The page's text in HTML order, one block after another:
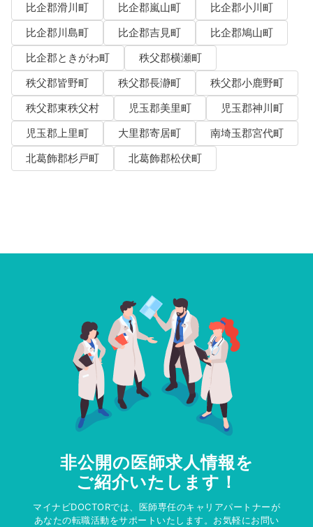
比企郡滑川町
比企郡嵐山町
比企郡小川町
比企郡川島町
比企郡吉見町
比企郡鳩山町
比企郡ときがわ町
秩父郡横瀬町
秩父郡皆野町
秩父郡長瀞町
秩父郡小鹿野町
秩父郡東秩父村
児玉郡美里町
児玉郡神川町
児玉郡上里町
大里郡寄居町
南埼玉郡宮代町
北葛飾郡杉戸町
北葛飾郡松伏町
非公開の医師求人情報を
ご紹介いたします！
マイナビDOCTORでは、医師専任のキャリアパートナーが
あなたの転職活動をサポートいたします。お気軽にお問い